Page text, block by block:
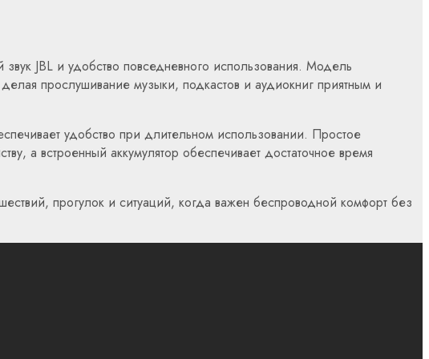
JBL и удобство повседневного использования. Модель
прослушивание музыки, подкастов и аудиокниг приятным и
удобство при длительном использовании. Простое
а встроенный аккумулятор обеспечивает достаточное время
прогулок и ситуаций, когда важен беспроводной комфорт без